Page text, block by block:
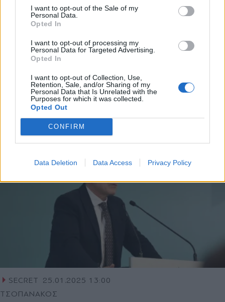
I want to opt-out of the Sale of my
Personal Data.
Opted In
I want to opt-out of processing my
Personal Data for Targeted Advertising.
Opted In
I want to opt-out of Collection, Use,
Retention, Sale, and/or Sharing of my
Personal Data that Is Unrelated with the
Purposes for which it was collected.
Opted Out
CONFIRM
Data Deletion Data Access Privacy Policy
SECRET 23.02.2025 16:04
ΤΣΟΠΑΝΑΚΟΣ
Η συµφιλίωση Μπέου-Κουρέτα, το
σενάριο αξιοποίησης του Σκρέκα και η
επίσκεψη Γερουλάνου στον Βόλο
SECRET
25.01.2025 13:00
ΤΣΟΠΑΝΑΚΟΣ
και την πολιτική απορρήτου
X